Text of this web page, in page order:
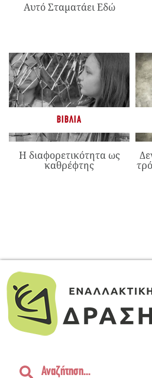
Αυτό Σταματάει Εδώ
ΒΙΒΛΊΑ
Η διαφορετικότητα ως
καθρέφτης